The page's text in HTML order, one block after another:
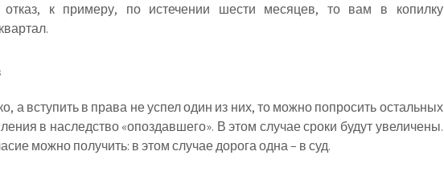
отказ, к примеру, по истечении шести месяцев, то вам в копилку
а вступить в права не успел один из них, то можно попросить остальных
в наследство «опоздавшего». В этом случае сроки будут увеличены.
можно получить: в этом случае дорога одна – в суд.